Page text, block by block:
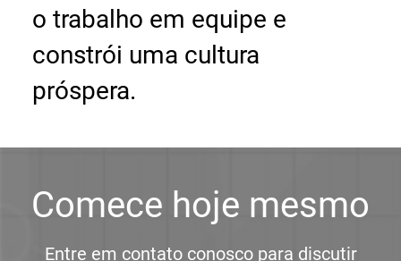
o trabalho em equipe e
constrói uma cultura
próspera.
Comece hoje mesmo
Entre em contato conosco para discutir